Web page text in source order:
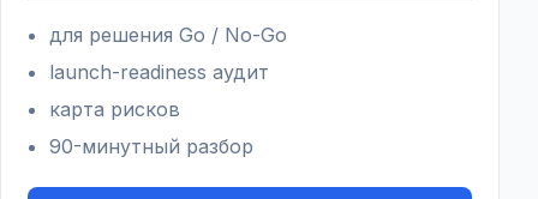
для решения Go / No-Go
launch-readiness аудит
карта рисков
90-минутный разбор